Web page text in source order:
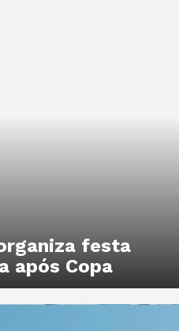
festa
após Copa